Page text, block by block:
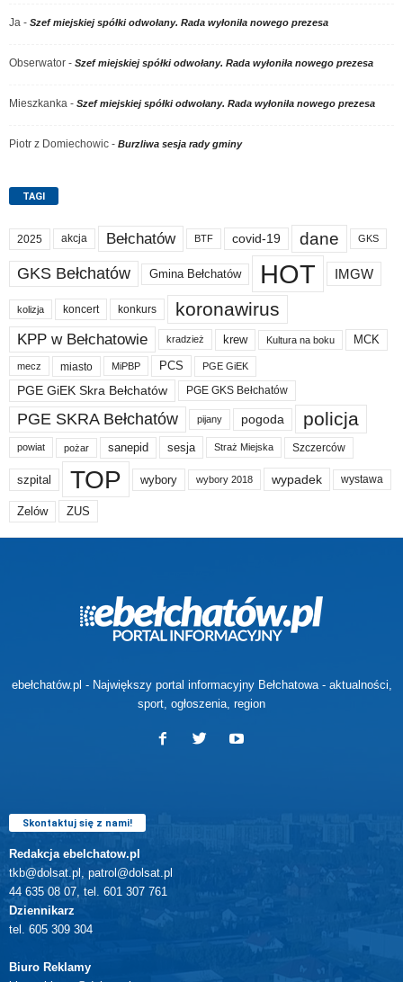
Ja - Szef miejskiej spółki odwołany. Rada wyłoniła nowego prezesa
Obserwator - Szef miejskiej spółki odwołany. Rada wyłoniła nowego prezesa
Mieszkanka - Szef miejskiej spółki odwołany. Rada wyłoniła nowego prezesa
Piotr z Domiechowic - Burzliwa sesja rady gminy
TAGI
2025 akcja Bełchatów BTF covid-19 dane GKS
GKS Bełchatów Gmina Bełchatów HOT IMGW
kolizja koncert konkurs koronawirus
KPP w Bełchatowie kradzież krew Kultura na boku MCK
mecz miasto MiPBP PCS PGE GiEK
PGE GiEK Skra Bełchatów PGE GKS Bełchatów
PGE SKRA Bełchatów pijany pogoda policja
powiat pożar sanepid sesja Straż Miejska Szczerców
szpital TOP wybory wybory 2018 wypadek wystawa
Zelów ZUS
ebełchatów.pl - Największy portal informacyjny Bełchatowa - aktualności,
sport, ogłoszenia, region
Skontaktuj się z nami!
Redakcja ebelchatow.pl
tkb@dolsat.pl, patrol@dolsat.pl
44 635 08 07, tel. 601 307 761
Dziennikarz
tel. 605 309 304
Biuro Reklamy